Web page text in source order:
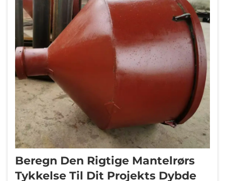
Beregn Den Rigtige Mantelrørs
Tykkelse Til Dit Projekts Dybde